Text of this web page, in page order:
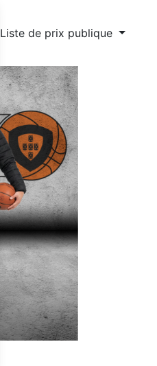
Liste de prix publique